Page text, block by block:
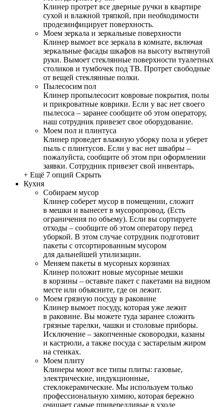
Клинер протрет все дверные ручки в квартире
сухой и влажной тряпкой, при необходимости
продезинфицирует поверхность.
Моем зеркала и зеркальные поверхности
Клинер вымоет все зеркала в комнате, включая
зеркальные фасады шкафов на высоту вытянутой
руки. Вымоет стеклянные поверхности туалетных
столиков и тумбочек под ТВ. Протрет свободные
от вещей стеклянные полки.
Пылесосим пол
Клинер пропылесосит ковровые покрытия, полы
и прикроватные коврики. Если у вас нет своего
пылесоса – заранее сообщите об этом оператору,
наш сотрудник привезет свое оборудование.
Моем пол и плинтуса
Клинер проведет влажную уборку пола и уберет
пыль с плинтусов. Если у вас нет швабры –
пожалуйста, сообщите об этом при оформлении
заявки. Сотрудник привезет свой инвентарь.
+ Ещё 7 опций Скрыть
Кухня
Собираем мусор
Клинер соберет мусор в помещении, сложит
в мешки и вынесет в мусоропровод. (Есть
ограничения по объему). Если вы сортируете
отходы – сообщите об этом оператору перед
уборкой. В этом случае сотрудник подготовит
пакеты с отсортированным мусором
для дальнейшей утилизации.
Меняем пакеты в мусорных корзинах
Клинер положит новые мусорные мешки
в корзины – оставьте пакет с пакетами на видном
месте или объясните, где он лежит.
Моем грязную посуду в раковине
Клинер вымоет посуду, которая уже лежит
в раковине. Вы можете туда заранее сложить
грязные тарелки, чашки и столовые приборы.
Исключение – закопченные сковородки, казаны
и кастрюли, а также посуда с застарелым жиром
на стенках.
Моем плиту
Клинеры моют все типы плиты: газовые,
электрические, индукционные,
стеклокерамические. Мы используем только
профессиональную химию, которая бережно
очищает самые привередливые в уходе